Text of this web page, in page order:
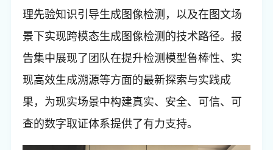
理先验知识引导生成图像检测，以及在图文场
景下实现跨模态生成图像检测的技术路径。报
告集中展现了团队在提升检测模型鲁棒性、实
现高效生成溯源等方面的最新探索与实践成
果，为现实场景中构建真实、安全、可信、可
查的数字取证体系提供了有力支持。